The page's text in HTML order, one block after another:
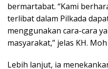
bermartabat. “Kami
terlibat dalam Pilkada
menggunakan cara-cara
masyarakat,” jelas KH.
Lebih lanjut, ia